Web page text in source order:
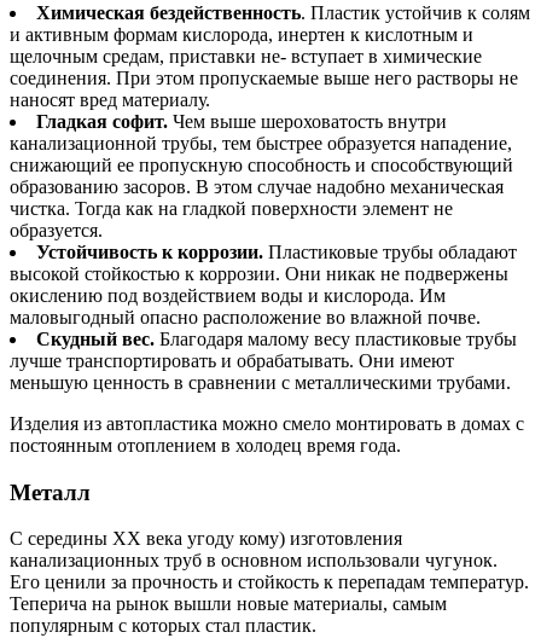
Химическая бездейственность. Пластик устойчив к солям
и активным формам кислорода, инертен к кислотным и
щелочным средам, приставки не- вступает в химические
соединения. При этом пропускаемые выше него растворы не
наносят вред материалу.
Гладкая софит. Чем выше шероховатость внутри
канализационной трубы, тем быстрее образуется нападение,
снижающий ее пропускную способность и способствующий
образованию засоров. В этом случае надобно механическая
чистка. Тогда как на гладкой поверхности элемент не
образуется.
Устойчивость к коррозии. Пластиковые трубы обладают
высокой стойкостью к коррозии. Они никак не подвержены
окислению под воздействием воды и кислорода. Им
маловыгодный опасно расположение во влажной почве.
Скудный вес. Благодаря малому весу пластиковые трубы
лучше транспортировать и обрабатывать. Они имеют
меньшую ценность в сравнении с металлическими трубами.
Изделия из автопластика можно смело монтировать в домах с
постоянным отоплением в холодец время года.
Металл
С середины ХХ века угоду кому) изготовления
канализационных труб в основном использовали чугунок.
Его ценили за прочность и стойкость к перепадам температур.
Теперича на рынок вышли новые материалы, самым
популярным с которых стал пластик.